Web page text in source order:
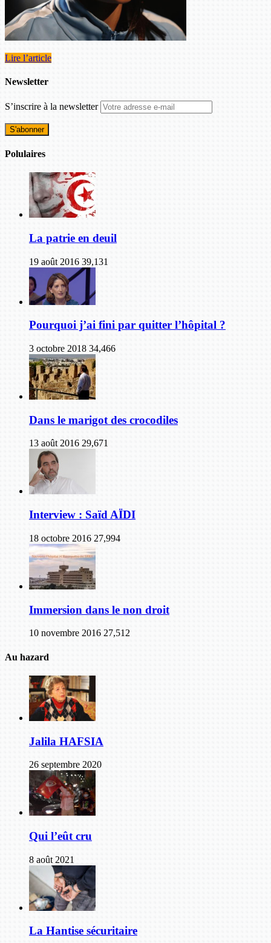
Lire l’article
Newsletter
S’inscrire à la newsletter
Polulaires
La patrie en deuil
19 août 2016 39,131
Pourquoi j’ai fini par quitter l’hôpital ?
3 octobre 2018 34,466
Dans le marigot des crocodiles
13 août 2016 29,671
Interview : Saïd AÏDI
18 octobre 2016 27,994
Immersion dans le non droit
10 novembre 2016 27,512
Au hazard
Jalila HAFSIA
26 septembre 2020
Qui l’eût cru
8 août 2021
La Hantise sécuritaire